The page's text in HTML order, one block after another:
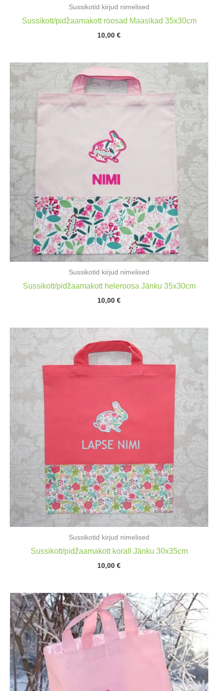
Sussikotid kirjud nimelised
Sussikott/pidžaamakott roosad Maasikad 35x30cm
10,00 €
Sussikotid kirjud nimelised
Sussikott/pidžaamakott heleroosa Jänku 35x30cm
10,00 €
Sussikotid kirjud nimelised
Sussikott/pidžaamakott korall Jänku 30x35cm
10,00 €